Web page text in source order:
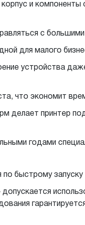
и компоненты
с
для малого
устройства
что экономит
делает принтер
годами
по быстрому запуску